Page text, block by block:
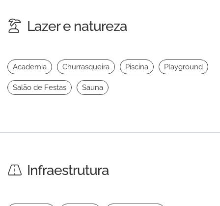
Lazer e natureza
Academia Churrasqueira Piscina Playground
Salão de Festas Sauna
Infraestrutura